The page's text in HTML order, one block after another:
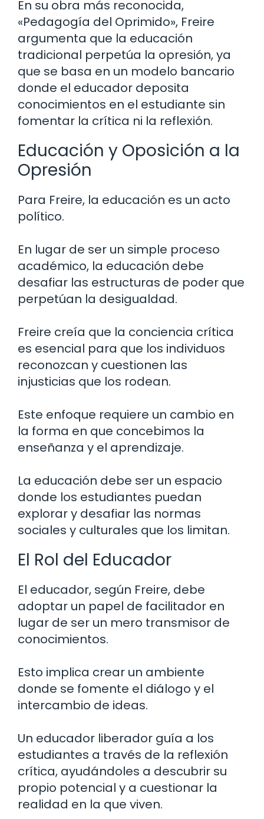
En su obra más reconocida,
«Pedagogía del Oprimido», Freire
argumenta que la educación
tradicional perpetúa la opresión, ya
que se basa en un modelo bancario
donde el educador deposita
conocimientos en el estudiante sin
fomentar la crítica ni la reflexión.
Educación y Oposición a la
Opresión
Para Freire, la educación es un acto
político.
En lugar de ser un simple proceso
académico, la educación debe
desafiar las estructuras de poder que
perpetúan la desigualdad.
Freire creía que la conciencia crítica
es esencial para que los individuos
reconozcan y cuestionen las
injusticias que los rodean.
Este enfoque requiere un cambio en
la forma en que concebimos la
enseñanza y el aprendizaje.
La educación debe ser un espacio
donde los estudiantes puedan
explorar y desafiar las normas
sociales y culturales que los limitan.
El Rol del Educador
El educador, según Freire, debe
adoptar un papel de facilitador en
lugar de ser un mero transmisor de
conocimientos.
Esto implica crear un ambiente
donde se fomente el diálogo y el
intercambio de ideas.
Un educador liberador guía a los
estudiantes a través de la reflexión
crítica, ayudándoles a descubrir su
propio potencial y a cuestionar la
realidad en la que viven.